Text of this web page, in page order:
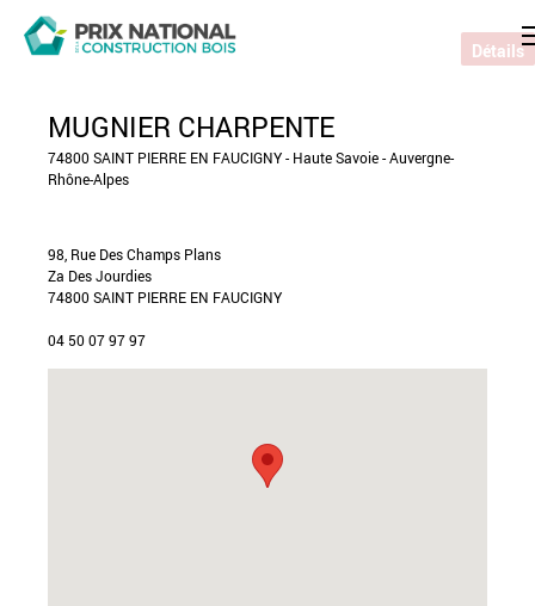
MUGNIER CHARPENTE
74800 SAINT PIERRE EN FAUCIGNY - Haute Savoie - Auvergne-
Rhône-Alpes
98, Rue Des Champs Plans
Za Des Jourdies
74800 SAINT PIERRE EN FAUCIGNY
04 50 07 97 97
Détails